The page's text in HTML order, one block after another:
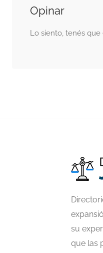
Opinar
Lo siento, tenés
su
que las